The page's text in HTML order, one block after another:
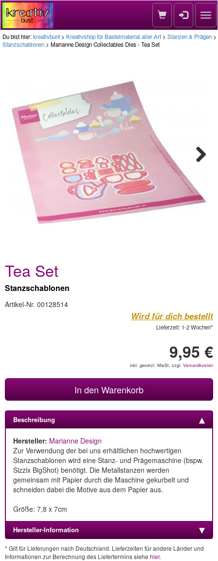
Du bist hier:kreativbunt > Kreativshop für Bastelmaterial aller Art > Stanzen & Prägen >
Stanzschablonen > Marianne Design Collectables Dies - Tea Set
Tea Set
Stanzschablonen
Artikel-Nr. 00128514
Wird für dich bestellt
Lieferzeit: 1-2 Wochen*
9,95 €
inkl. gesetzl. MwSt, zzgl. Versandkosten
In den Warenkorb
Beschreibung
Hersteller: Marianne Design
Zur Verwendung der bei uns erhältlichen hochwertigen
Stanzschablonen wird eine Stanz- und Prägemaschine (bspw.
Sizzix BigShot) benötigt. Die Metallstanzen werden
gemeinsam mit Papier durch die Maschine gekurbelt und
schneiden dabei die Motive aus dem Papier aus.
Größe: 7,8 x 7cm
Hersteller-Information
* Gilt für Lieferungen nach Deutschland. Lieferzeiten für andere Länder und
Informationen zur Berechnung des Liefertermins siehe hier.